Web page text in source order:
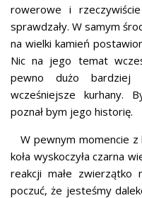
rowerowe i
sprawdzały. W samym
na wielki kamień
Nic na jego temat
pewno dużo bardziej
wcześniejsze kurhany.
poznał bym jego historię.
W pewnym momencie z
koła wyskoczyła czarna
reakcji małe zwierzątko
poczuć, że jesteśmy